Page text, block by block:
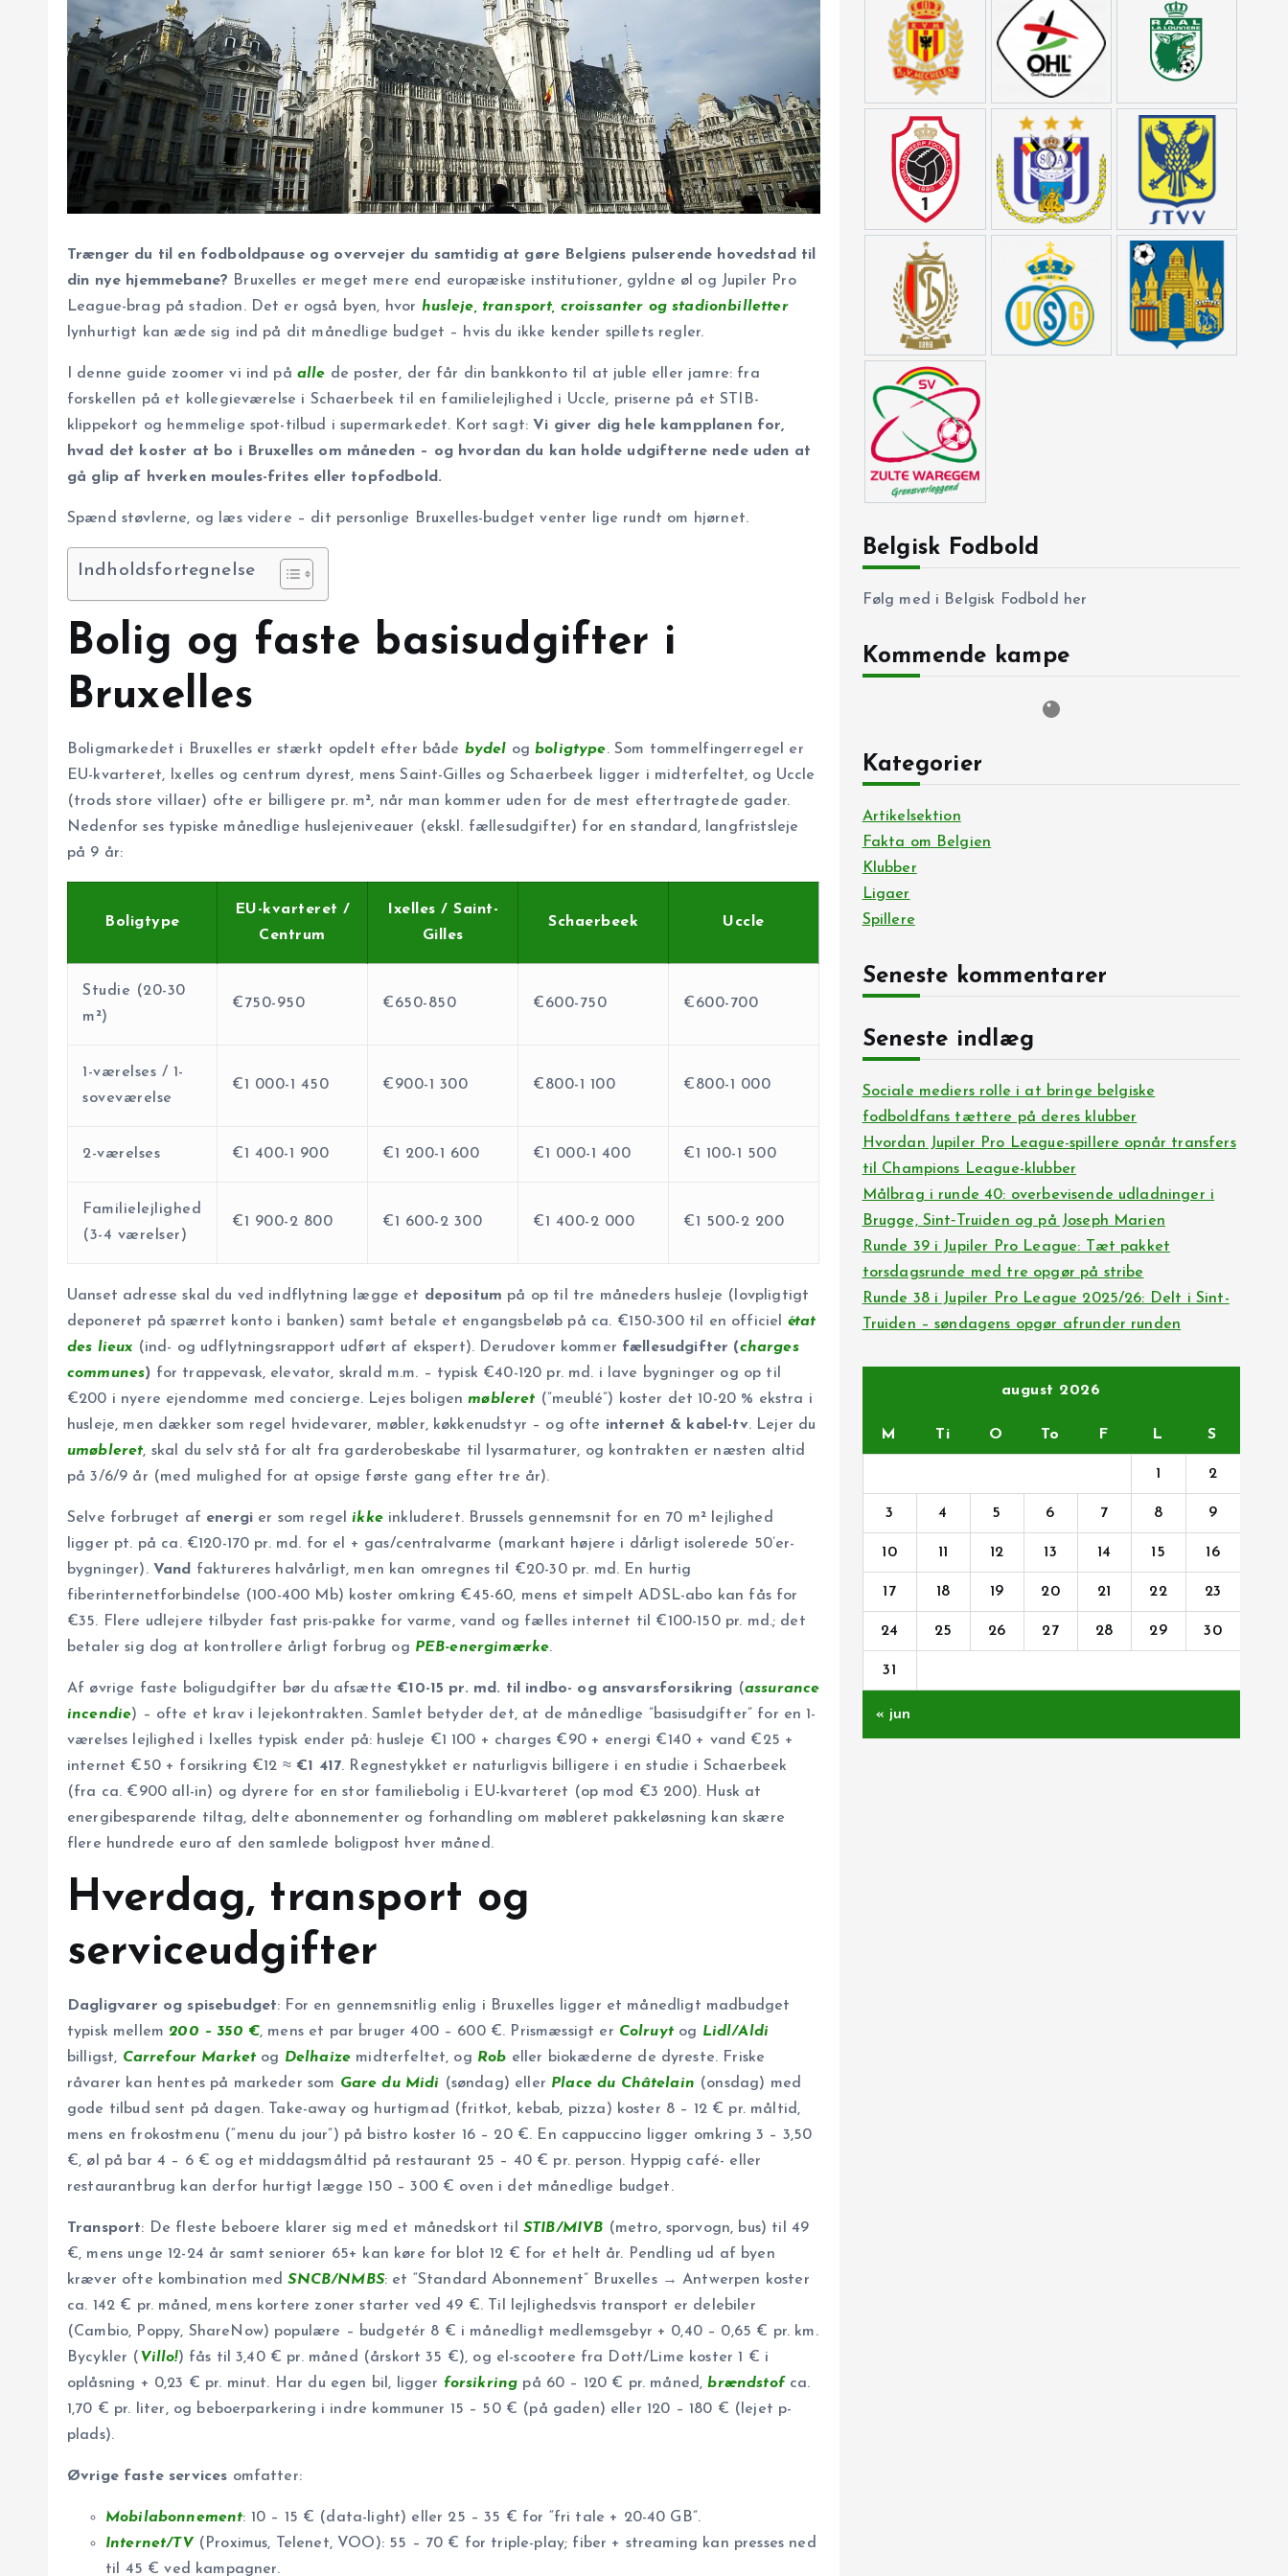
Trænger du til en fodboldpause og overvejer du samtidig at gøre Belgiens pulserende hovedstad til
din nye hjemmebane? Bruxelles er meget mere end europæiske institutioner, gyldne øl og Jupiler Pro
League-brag på stadion. Det er også byen, hvor husleje, transport, croissanter og stadionbilletter
lynhurtigt kan æde sig ind på dit månedlige budget – hvis du ikke kender spillets regler.
I denne guide zoomer vi ind på alle de poster, der får din bankkonto til at juble eller jamre: fra
forskellen på et kollegieværelse i Schaerbeek til en familielejlighed i Uccle, priserne på et STIB-
klippekort og hemmelige spot-tilbud i supermarkedet. Kort sagt: Vi giver dig hele kampplanen for,
hvad det koster at bo i Bruxelles om måneden – og hvordan du kan holde udgifterne nede uden at
gå glip af hverken moules-frites eller topfodbold.
Spænd støvlerne, og læs videre – dit personlige Bruxelles-budget venter lige rundt om hjørnet.
Indholdsfortegnelse
Bolig og faste basisudgifter i
Bruxelles
Boligmarkedet i Bruxelles er stærkt opdelt efter både bydel ogboligtype. Som tommelfingerregel er
EU-kvarteret, Ixelles og centrum dyrest, mens Saint-Gilles og Schaerbeek ligger i midterfeltet, og Uccle
(trods store villaer) ofte er billigere pr. m², når man kommer uden for de mest eftertragtede gader.
Nedenfor ses typiske månedlige huslejeniveauer (ekskl. fællesudgifter) for en standard, lang­frists­leje
på 9 år:
Boligtype
EU-kvarteret /
Centrum
Ixelles / Saint-
Gilles
Schaerbeek Uccle
Studie (20-30
m²)
€750-950 €650-850 €600-750 €600-700
1-værelses / 1-
soveværelse
€1 000-1 450 €900-1 300 €800-1 100 €800-1 000
2-værelses €1 400-1 900 €1 200-1 600 €1 000-1 400 €1 100-1 500
Familielejlighed
(3-4 værelser)
€1 900-2 800 €1 600-2 300 €1 400-2 000 €1 500-2 200
Uanset adresse skal du ved indflytning lægge et depositum på op til tre måneders husleje (lovpligtigt
deponeret på spærret konto i banken) samt betale et engangsbeløb på ca. €150-300 til en officiel état
des lieux (ind- og udflytningsrapport udført af ekspert). Derudover kommer fællesudgifter (charges
communes) for trappevask, elevator, skrald m.m. – typisk €40-120 pr. md. i lave bygninger og op til
€200 i nyere ejendomme med concierge. Lejes boligenmøbleret (”meublé”) koster det 10-20 % ekstra i
husleje, men dækker som regel hvidevarer, møbler, køkkenudstyr – og ofte internet & kabel-tv. Lejer du
umøbleret, skal du selv stå for alt fra garderobeskabe til lysarmaturer, og kontrakten er næsten altid
på 3/6/9 år (med mulighed for at opsige første gang efter tre år).
Selve forbruget af energi er som regelikkeinkluderet. Brussels gennemsnit for en 70 m² lejlighed
ligger pt. på ca. €120-170 pr. md. for el + gas/centralvarme (markant højere i dårligt isolerede 50’er-
bygninger). Vand faktureres halvårligt, men kan omregnes til €20-30 pr. md. En hurtig
fiberinternetforbindelse (100-400 Mb) koster omkring €45-60, mens et simpelt ADSL-abo kan fås for
€35. Flere udlejere tilby­der fast pris-pakke for varme, vand og fælles internet til €100-150 pr. md.; det
betaler sig dog at kontrollere årligt forbrug og PEB-energimærke.
Af øvrige faste boligudgifter bør du afsætte €10-15 pr. md. til indbo- og ansvarsforsikring (assurance
incendie) – ofte et krav i lejekontrakten. Samlet betyder det, at de månedlige ”basis­udgifter” for en 1-
værelses lejlighed i Ixelles typisk ender på: husleje €1 100 + charges €90 + energi €140 + vand €25 +
internet €50 + forsikring €12 ≈ €1 417. Regnestykket er naturligvis billigere i en studie i Schaerbeek
(fra ca. €900 all-in) og dyrere for en stor familiebolig i EU-kvarteret (op mod €3 200). Husk at
energibesparende tiltag, delte abonnementer og forhandling om møbleret pakkeløsning kan skære
flere hundrede euro af den samlede boligpost hver måned.
Hverdag, transport og
serviceudgifter
Dagligvarer og spisebudget: For en gennemsnitlig enlig i Bruxelles ligger et månedligt madbudget
typisk mellem200 – 350 €, mens et par bruger 400 – 600 €. Prismæssigt er Colruytog Lidl/Aldi
billigst, Carrefour Market og Delhaize midterfeltet, og Rob eller biokæderne de dyreste. Friske
råvarer kan hentes på markeder som Gare du Midi (søndag) eller Place du Châtelain (onsdag) med
gode tilbud sent på dagen. Take-away og hurtigmad (fritkot, kebab, pizza) koster 8 – 12 € pr. måltid,
mens en frokostmenu (“menu du jour”) på bistro koster 16 – 20 €. En cappuccino ligger omkring 3 – 3,50
€, øl på bar 4 – 6 € og et middagsmåltid på restaurant 25 – 40 € pr. person. Hyppig café- eller
restaurantbrug kan derfor hurtigt lægge 150 – 300 € oven i det månedlige budget.
Transport: De fleste beboere klarer sig med et månedskort til STIB/MIVB (metro, sporvogn, bus) til 49
€, mens unge 12-24 år samt seniorer 65+ kan køre for blot 12 € for et helt år. Pendling ud af byen
kræver ofte kombination medSNCB/NMBS: et “Standard Abonnement” Bruxelles → Antwerpen koster
ca. 142 € pr. måned, mens kortere zoner starter ved 49 €. Til lejlighedsvis transport er delebiler
(Cambio, Poppy, ShareNow) populære – budgetér 8 € i månedligt medlemsgebyr + 0,40 – 0,65 € pr. km.
Bycykler ( Villo!) fås til 3,40 € pr. måned (årskort 35 €), og el-scootere fra Dott/Lime koster 1 € i
oplåsning + 0,23 € pr. minut. Har du egen bil, ligger forsikring på 60 – 120 € pr. måned,brændstofca.
1,70 € pr. liter, og beboerparkering i indre kommuner 15 – 50 € (på gaden) eller 120 – 180 € (lejet p-
plads).
Øvrige faste services omfatter:
Mobilabonnement: 10 – 15 € (data-light) eller 25 – 35 € for “fri tale + 20-40 GB”.
Internet/TV(Proximus, Telenet, VOO): 55 – 70 € for triple-play; fiber + streaming kan presses ned
til 45 € ved kampagner.
Belgisk Fodbold
Følg med i Belgisk Fodbold her
Kommende kampe
Kategorier
Artikelsektion
Fakta om Belgien
Klubber
Ligaer
Spillere
Seneste kommentarer
Seneste indlæg
Sociale mediers rolle i at bringe belgiske
fodboldfans tættere på deres klubber
Hvordan Jupiler Pro League-spillere opnår transfers
til Champions League-klubber
Målbrag i runde 40: overbevisende udladninger i
Brugge, Sint‑Truiden og på Joseph Marien
Runde 39 i Jupiler Pro League: Tæt pakket
torsdagsrunde med tre opgør på stribe
Runde 38 i Jupiler Pro League 2025/26: Delt i Sint-
Truiden – søndagens opgør afrunder runden
august 2026
M Ti O To F L S
1 2
3 4 5 6 7 8 9
10 11 12 13 14 15 16
17 18 19 20 21 22 23
24 25 26 27 28 29 30
31
« jun